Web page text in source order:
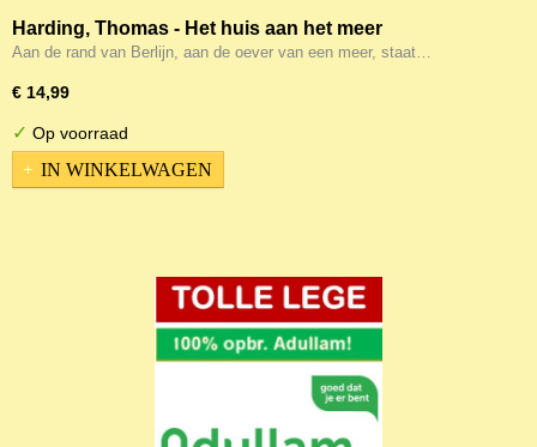
Harding, Thomas - Het huis aan het meer
Aan de rand van Berlijn, aan de oever van een meer, staat…
€ 14,99
✓ Op voorraad
IN WINKELWAGEN